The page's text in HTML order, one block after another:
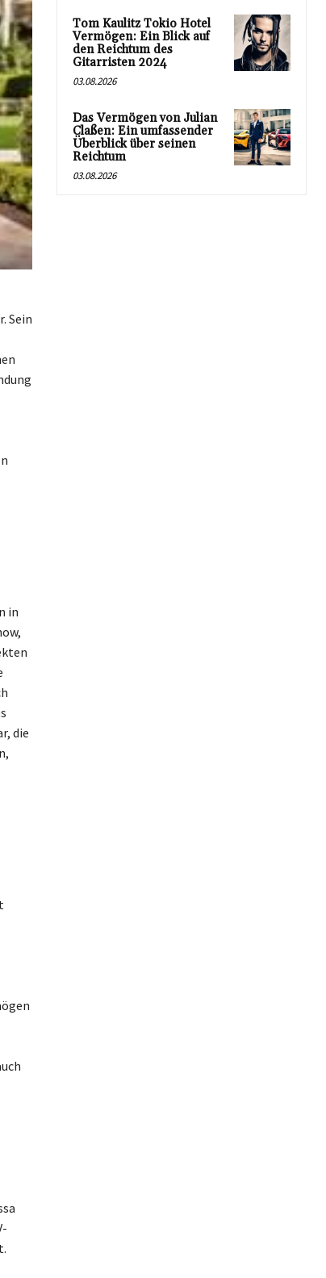
Sein
in
die
Tom Kaulitz Tokio Hotel
Vermögen: Ein Blick auf
den Reichtum des
Gitarristen 2024
03.08.2026
Das Vermögen von Julian
Claßen: Ein umfassender
Überblick über seinen
Reichtum
03.08.2026